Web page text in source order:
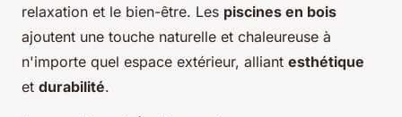
relaxation et le bien-être. Les piscines en bois
ajoutent une touche naturelle et chaleureuse à
n'importe quel espace extérieur, alliant esthétique
et durabilité.